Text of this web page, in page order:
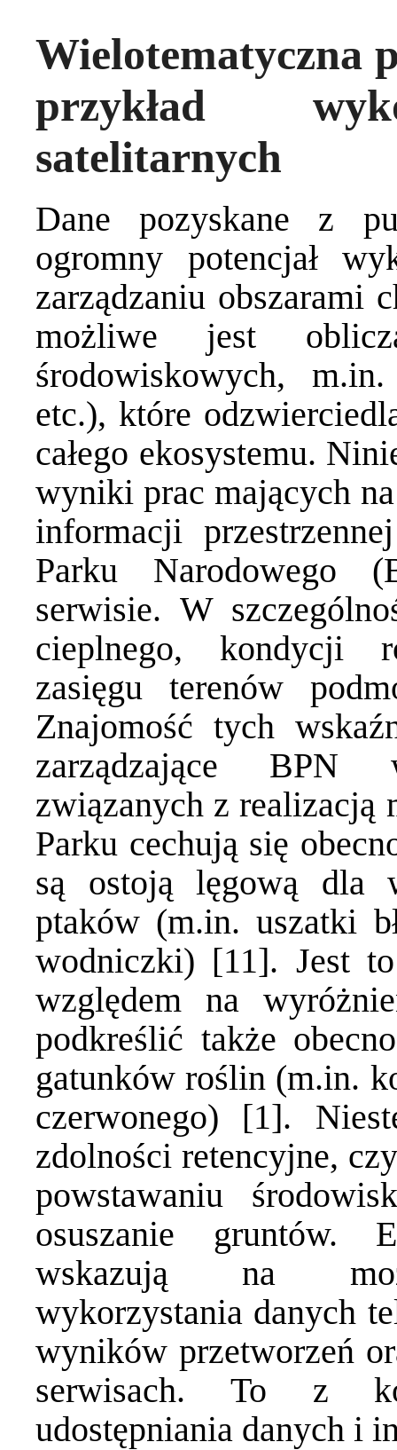
Wielotematyczna
przykład
satelitarnych
Dane pozyskane z
ogromny potencjał
zarządzaniu obszarami
możliwe jest
środowiskowych,
etc.), które
całego ekosystemu.
wyniki prac mających
informacji
Parku Narodowego
serwisie. W
cieplnego, kondycji
zasięgu terenów
Znajomość tych
zarządzające BPN
związanych z realizacją
Parku cechują się
są ostoją lęgową dla
ptaków (m.in. uszatki
wodniczki) [11]. Jest
względem na
podkreślić także
gatunków roślin (m.in.
czerwonego) [1].
zdolności retencyjne,
powstawaniu
osuszanie gruntów.
wskazują na
wykorzystania danych
wyników przetworzeń
serwisach. To z
udostępniania danych i